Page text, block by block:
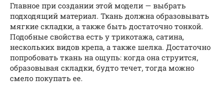
Главное при создании этой модели — выбрать
подходящий материал. Ткань должна образовывать
мягкие складки, а также быть достаточно тонкой.
Подобные свойства есть у трикотажа, сатина,
нескольких видов крепа, а также шелка. Достаточно
попробовать ткань на ощупь: когда она струится,
образовывая складки, будто течет, тогда можно
смело покупать ее.